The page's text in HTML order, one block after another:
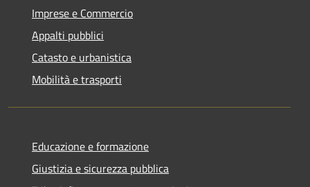
Imprese e Commercio
Appalti pubblici
Catasto e urbanistica
Mobilità e trasporti
Educazione e formazione
Giustizia e sicurezza pubblica